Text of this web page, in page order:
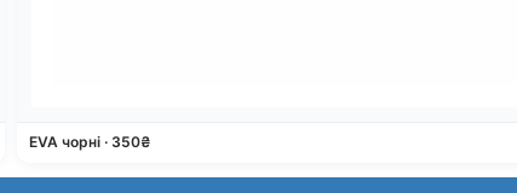
EVA чорні · 350₴